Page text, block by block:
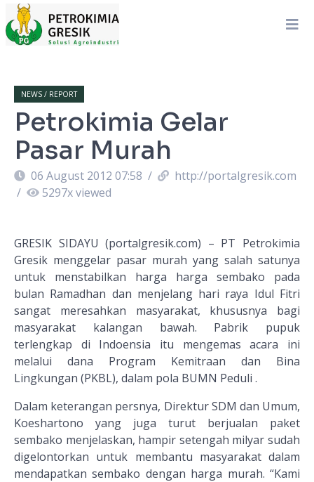
NEWS / REPORT
Petrokimia Gelar
Pasar Murah
06 August 2012 07:58 /
http://portalgresik.com
/
5297x viewed
GRESIK SIDAYU (portalgresik.com) – PT Petrokimia
Gresik menggelar pasar murah yang salah satunya
untuk menstabilkan harga harga sembako pada
bulan Ramadhan dan menjelang hari raya Idul Fitri
sangat meresahkan masyarakat, khususnya bagi
masyarakat kalangan bawah. Pabrik pupuk
terlengkap di Indoensia itu mengemas acara ini
melalui dana Program Kemitraan dan Bina
Lingkungan (PKBL), dalam pola BUMN Peduli .
Dalam keterangan persnya, Direktur SDM dan Umum,
Koeshartono yang juga turut berjualan paket
sembako menjelaskan, hampir setengah milyar sudah
digelontorkan untuk membantu masyarakat dalam
mendapatkan sembako dengan harga murah. “Kami